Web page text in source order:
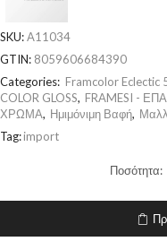
SKU:A11034
GTIN: 8059606684390
Categories: Framcolor Eclectic
COLOR GLOSS, FRAMESI -
ΧΡΩΜΑ, Ημιμόνιμη Βαφή,
Tag:import